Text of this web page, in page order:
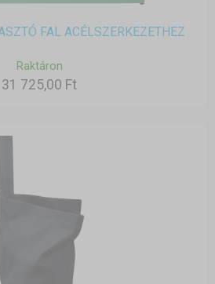
FAL ACÉLSZERKEZETHEZ
Raktáron
31 725,00 Ft